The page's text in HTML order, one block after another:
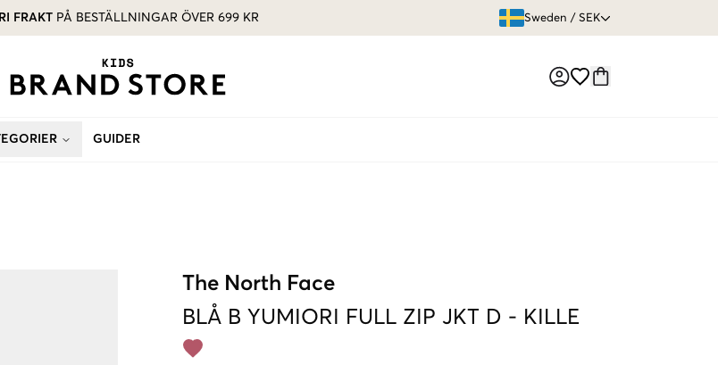
FRAKT PÅ BESTÄLLNINGAR ÖVER 699 KR Sweden / SEK
GUIDER
The North Face
BLÅ B YUMIORI FULL ZIP JKT D - KILLE